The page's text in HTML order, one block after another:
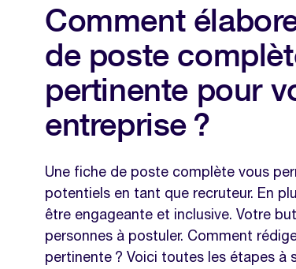
Comment
de poste
pertinente pour
entreprise ?
Une fiche de poste complète vous
potentiels en tant que recruteur. En
être engageante et inclusive. Votre
personnes à postuler. Comment
pertinente ? Voici toutes les étapes à